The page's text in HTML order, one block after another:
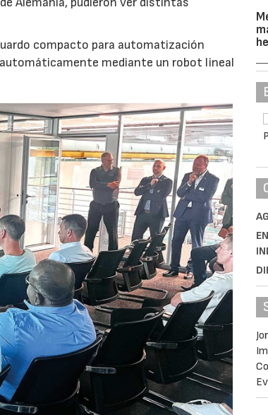
compacto para automatización
mediante un robot lineal